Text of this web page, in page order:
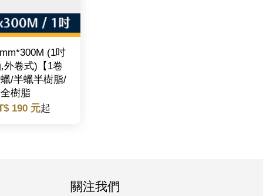
(1吋
外卷式)【1卷
/半蠟半樹脂/
全樹脂
190 元起
關注我們